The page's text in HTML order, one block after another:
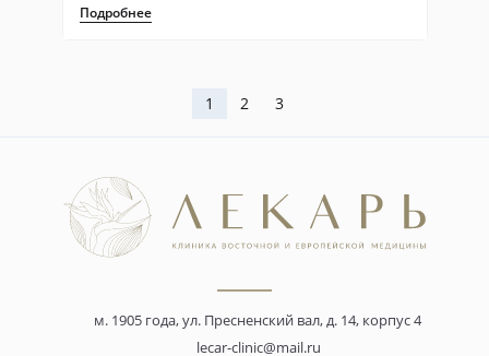
Подробнее
1 2 3
м. 1905 года, ул. Пресненский вал, д. 14, корпус 4
lecar-clinic@mail.ru